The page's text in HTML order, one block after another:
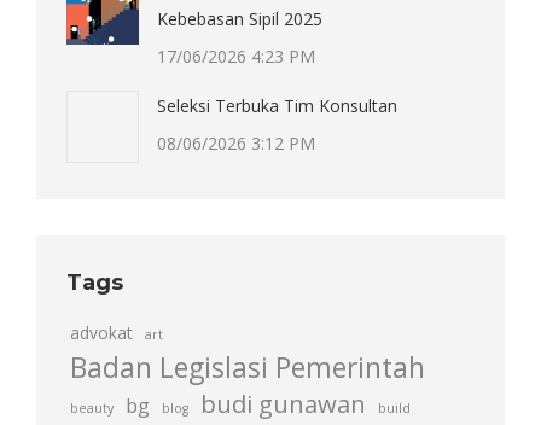
Kebebasan Sipil 2025
17/06/2026 4:23 PM
Seleksi Terbuka Tim Konsultan
08/06/2026 3:12 PM
Tags
advokat art
Badan Legislasi Pemerintah
beauty bg blog budi gunawan build